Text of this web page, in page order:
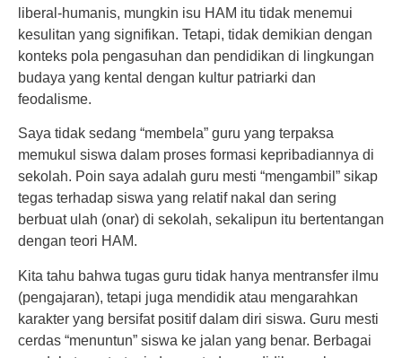
liberal-humanis, mungkin isu HAM itu tidak menemui
kesulitan yang signifikan. Tetapi, tidak demikian dengan
konteks pola pengasuhan dan pendidikan di lingkungan
budaya yang kental dengan kultur patriarki dan
feodalisme.
Saya tidak sedang “membela” guru yang terpaksa
memukul siswa dalam proses formasi kepribadiannya di
sekolah. Poin saya adalah guru mesti “mengambil” sikap
tegas terhadap siswa yang relatif nakal dan sering
berbuat ulah (onar) di sekolah, sekalipun itu bertentangan
dengan teori HAM.
Kita tahu bahwa tugas guru tidak hanya mentransfer ilmu
(pengajaran), tetapi juga mendidik atau mengarahkan
karakter yang bersifat positif dalam diri siswa. Guru mesti
cerdas “menuntun” siswa ke jalan yang benar. Berbagai